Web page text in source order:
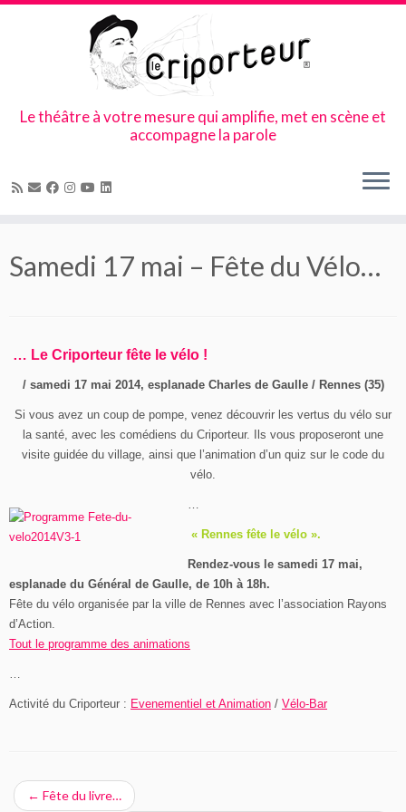
content
Le théâtre à votre mesure qui amplifie, met en scène et
accompagne la parole
Samedi 17 mai – Fête du Vélo…
… Le Criporteur fête le vélo !
/ samedi 17 mai 2014, esplanade Charles de Gaulle / Rennes (35)
Si vous avez un coup de pompe, venez découvrir les vertus du vélo sur
la santé, avec les comédiens du Criporteur. Ils vous proposeront une
visite guidée du village, ainsi que l’animation d’un quiz sur le code du
vélo.
…
« Rennes fête le vélo ».
Rendez-vous le samedi 17 mai,
esplanade du Général de Gaulle, de 10h à 18h.
Fête du vélo organisée par la ville de Rennes avec l’association Rayons
d’Action.
Tout le programme des animations
…
Activité du Criporteur : Evenementiel et Animation / Vélo-Bar
← Fête du livre…